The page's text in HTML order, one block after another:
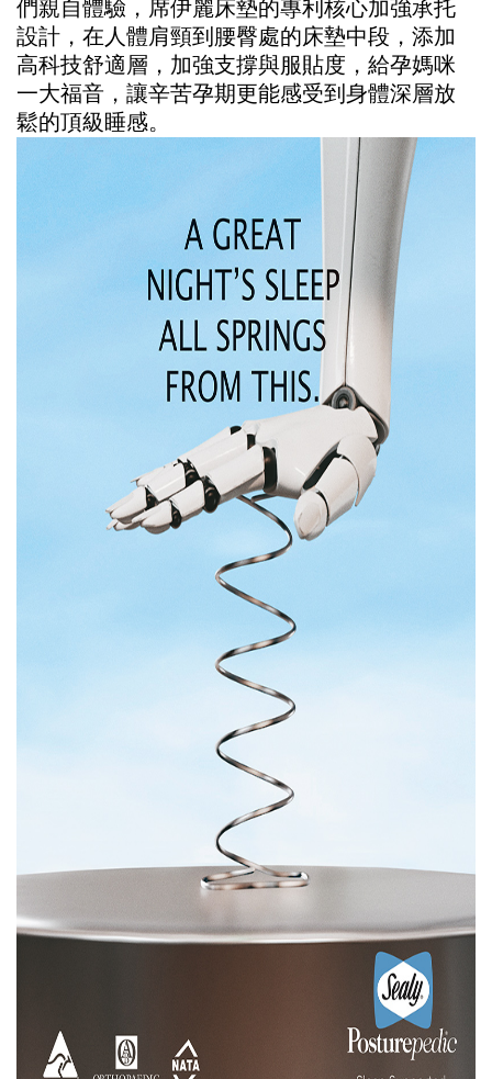
們親自體驗，席伊麗床墊的專利核心加強承托
設計，在人體肩頸到腰臀處的床墊中段，添加
高科技舒適層，加強支撐與服貼度，給孕媽咪
一大福音，讓辛苦孕期更能感受到身體深層放
鬆的頂級睡感。